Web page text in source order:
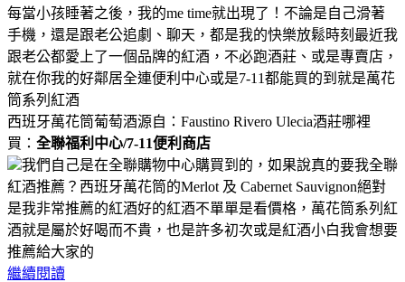
每當小孩睡著之後，我的me time就出現了！不論是自己滑著
手機，還是跟老公追劇、聊天，都是我的快樂放鬆時刻最近我
跟老公都愛上了一個品牌的紅酒，不必跑酒莊、或是專賣店，
就在你我的好鄰居全連便利中心或是7-11都能買的到就是萬花
筒系列紅酒
西班牙萬花筒葡萄酒源自：Faustino Rivero Ulecia酒莊哪裡
買： 全聯福利中心/7-11便利商店
我們自己是在全聯購物中心購買到的，如果說真的要我全聯
紅酒推薦？西班牙萬花筒的Merlot 及 Cabernet Sauvignon絕對
是我非常推薦的紅酒好的紅酒不單單是看價格，萬花筒系列紅
酒就是屬於好喝而不貴，也是許多初次或是紅酒小白我會想要
推薦給大家的
繼續閱讀